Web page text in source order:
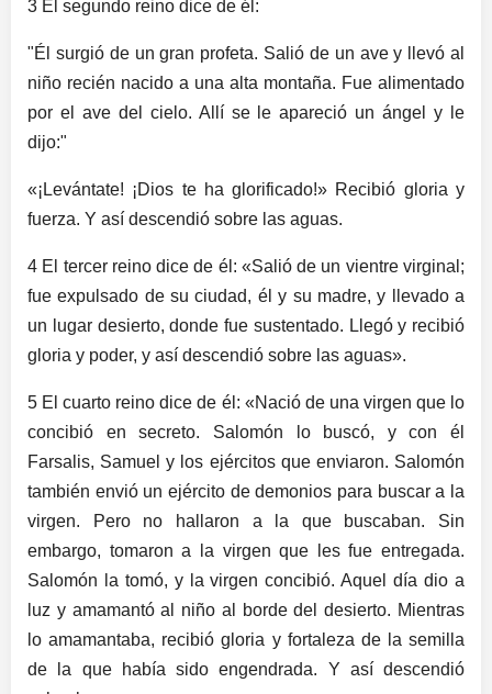
3 El segundo reino dice de él:
"Él surgió de un gran profeta. Salió de un ave y llevó al
niño recién nacido a una alta montaña. Fue alimentado
por el ave del cielo. Allí se le apareció un ángel y le
dijo:"
«¡Levántate! ¡Dios te ha glorificado!» Recibió gloria y
fuerza. Y así descendió sobre las aguas.
4 El tercer reino dice de él: «Salió de un vientre virginal;
fue expulsado de su ciudad, él y su madre, y llevado a
un lugar desierto, donde fue sustentado. Llegó y recibió
gloria y poder, y así descendió sobre las aguas».
5 El cuarto reino dice de él: «Nació de una virgen que lo
concibió en secreto. Salomón lo buscó, y con él
Farsalis, Samuel y los ejércitos que enviaron. Salomón
también envió un ejército de demonios para buscar a la
virgen. Pero no hallaron a la que buscaban. Sin
embargo, tomaron a la virgen que les fue entregada.
Salomón la tomó, y la virgen concibió. Aquel día dio a
luz y amamantó al niño al borde del desierto. Mientras
lo amamantaba, recibió gloria y fortaleza de la semilla
de la que había sido engendrada. Y así descendió